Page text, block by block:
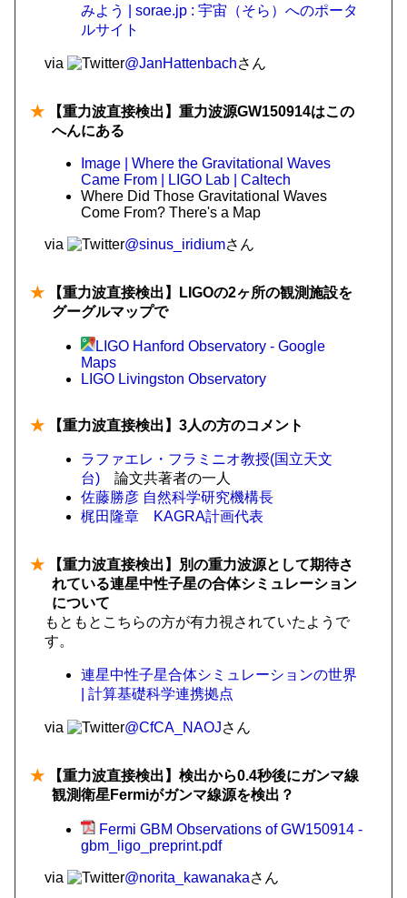
みよう | sorae.jp : 宇宙（そら）へのポータ
ルサイト
via @JanHattenbachさん
★ 【重力波直接検出】重力波源GW150914はこの
へんにある
Image | Where the Gravitational Waves
Came From | LIGO Lab | Caltech
Where Did Those Gravitational Waves
Come From? There's a Map
via @sinus_iridiumさん
★ 【重力波直接検出】LIGOの2ヶ所の観測施設を
グーグルマップで
LIGO Hanford Observatory - Google
Maps
LIGO Livingston Observatory
★ 【重力波直接検出】3人の方のコメント
ラファエレ・フラミニオ教授(国立天文
台) 論文共著者の一人
佐藤勝彦 自然科学研究機構長
梶田隆章 KAGRA計画代表
★ 【重力波直接検出】別の重力波源として期待さ
れている連星中性子星の合体シミュレーション
について
もともとこちらの方が有力視されていたようで
す。
連星中性子星合体シミュレーションの世界
| 計算基礎科学連携拠点
via @CfCA_NAOJさん
★ 【重力波直接検出】検出から0.4秒後にガンマ線
観測衛星Fermiがガンマ線源を検出？
Fermi GBM Observations of GW150914 -
gbm_ligo_preprint.pdf
via @norita_kawanakaさん